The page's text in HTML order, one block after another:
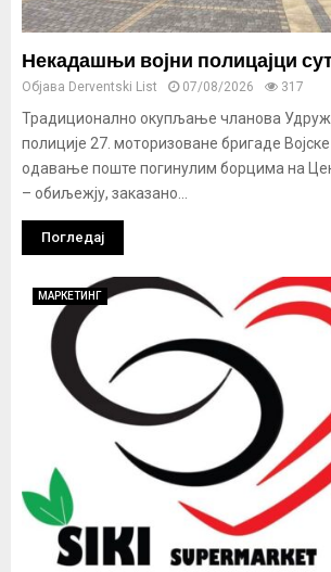
Некадашњи војни полицајци
Објава Derventski List 07/08/2026 317
Традиционално окупљање чланова
полиције 27. моторизоване бригаде
одавање поште погинулим борцима на
– обиљежју, заказано...
Погледај
МАРКЕТИНГ